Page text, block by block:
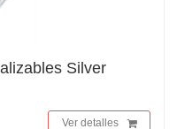
Silver
Ver detalles